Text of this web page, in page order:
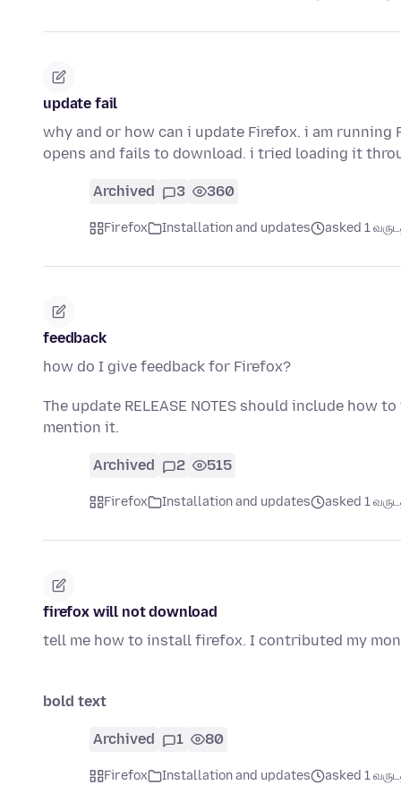
update fail
why and or how can i update Firefox. i am
opens and fails to download. i tried loading it
Archived 3 360
Firefox Installation and updates asked 1
feedback
how do I give feedback for Firefox?
The update RELEASE NOTES should include
mention it.
Archived 2 515
Firefox Installation and updates asked 1
firefox will not download
tell me how to install firefox. I contributed my
bold text
Archived 1 80
Firefox Installation and updates asked 1